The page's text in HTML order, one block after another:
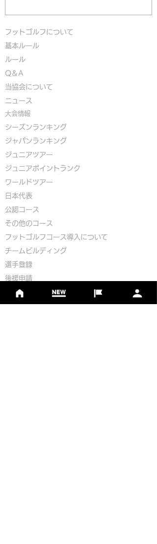
フットゴルフについて
基本ルール
ルール
Q＆A
​当協会について
​ニュース
大会情報
シーズンランキング
ジャパンランキング
ジュニアツアー
ジュニアポイントランク
​ワールドツアー
​​日本代表
公認コース
​その他のコース
​ フットゴルフコース導入について
​チームビルディング
選手登録​
​後援申請
​イベント依頼
プライバシーポリシー